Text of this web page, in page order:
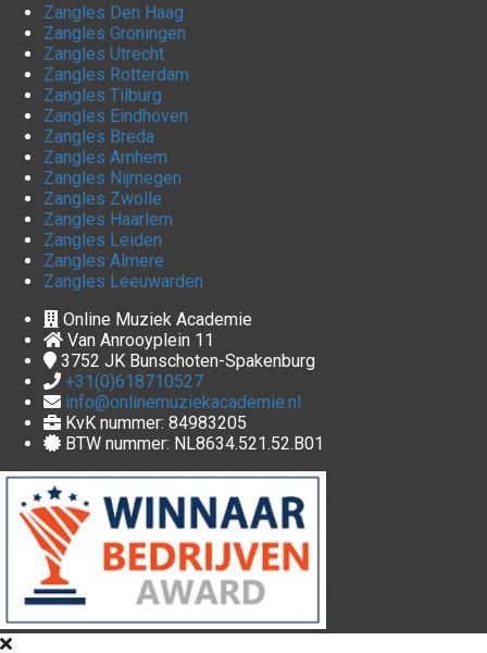
Zangles Den Haag
Zangles Groningen
Zangles Utrecht
Zangles Rotterdam
Zangles Tilburg
Zangles Eindhoven
Zangles Breda
Zangles Arnhem
Zangles Nijmegen
Zangles Zwolle
Zangles Haarlem
Zangles Leiden
Zangles Almere
Zangles Leeuwarden
Online Muziek Academie
Van Anrooyplein 11
3752 JK Bunschoten-Spakenburg
+31(0)618710527
info@onlinemuziekacademie.nl
KvK nummer: 84983205
BTW nummer: NL8634.521.52.B01